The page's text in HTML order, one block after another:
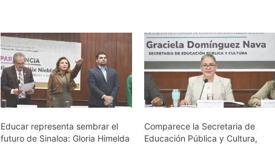
Educar representa sembrar el
futuro de Sinaloa: Gloria Himelda
Comparece la Secretaria de
Educación Pública y Cultura,